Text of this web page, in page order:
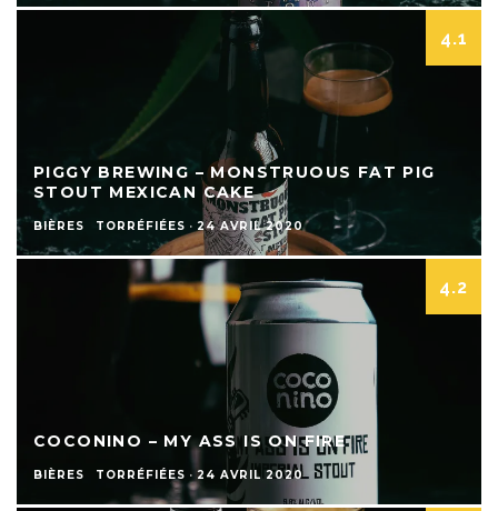
4.1
PIGGY BREWING – MONSTRUOUS FAT PIG
STOUT MEXICAN CAKE
BIÈRES TORRÉFIÉES · 24 AVRIL 2020
4.2
COCONINO – MY ASS IS ON FIRE
BIÈRES TORRÉFIÉES · 24 AVRIL 2020